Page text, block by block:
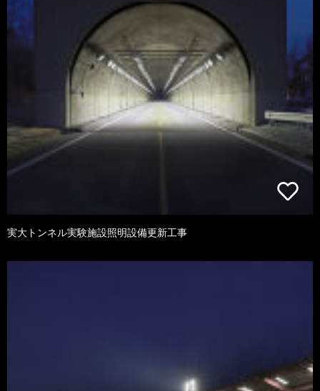
実大トンネル実験施設照明設備更新工事